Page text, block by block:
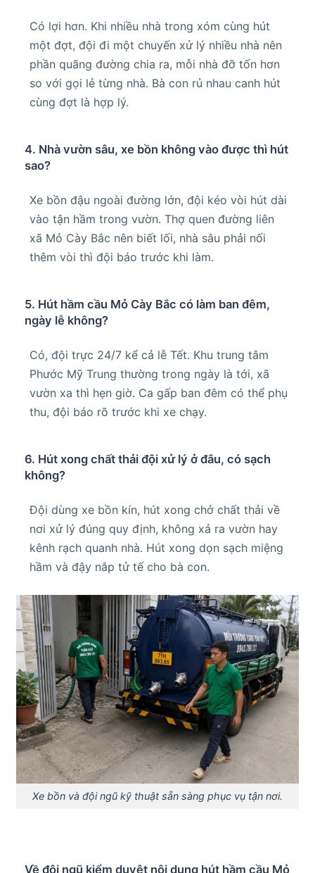
Có lợi hơn. Khi nhiều nhà trong xóm cùng hút
một đợt, đội đi một chuyến xử lý nhiều nhà nên
phần quãng đường chia ra, mỗi nhà đỡ tốn hơn
so với gọi lẻ từng nhà. Bà con rủ nhau canh hút
cùng đợt là hợp lý.
4. Nhà vườn sâu, xe bồn không vào được thì hút
sao?
Xe bồn đậu ngoài đường lớn, đội kéo vòi hút dài
vào tận hầm trong vườn. Thợ quen đường liên
xã Mỏ Cày Bắc nên biết lối, nhà sâu phải nối
thêm vòi thì đội báo trước khi làm.
5. Hút hầm cầu Mỏ Cày Bắc có làm ban đêm,
ngày lễ không?
Có, đội trực 24/7 kể cả lễ Tết. Khu trung tâm
Phước Mỹ Trung thường trong ngày là tới, xã
vườn xa thì hẹn giờ. Ca gấp ban đêm có thể phụ
thu, đội báo rõ trước khi xe chạy.
6. Hút xong chất thải đội xử lý ở đâu, có sạch
không?
Đội dùng xe bồn kín, hút xong chở chất thải về
nơi xử lý đúng quy định, không xả ra vườn hay
kênh rạch quanh nhà. Hút xong dọn sạch miệng
hầm và đậy nắp tử tế cho bà con.
Xe bồn và đội ngũ kỹ thuật sẵn sàng phục vụ tận nơi.
Về đội ngũ kiểm duyệt nội dung hút hầm cầu Mỏ